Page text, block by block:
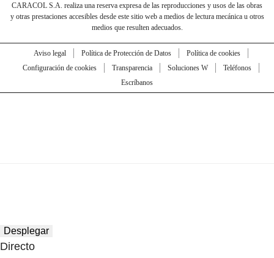
CARACOL S.A. realiza una reserva expresa de las reproducciones y usos de las obras
y otras prestaciones accesibles desde este sitio web a medios de lectura mecánica u otros
medios que resulten adecuados.
Aviso legal Política de Protección de Datos
Política de cookies
Configuración de cookies
Transparencia Soluciones W
Teléfonos
Escríbanos
Desplegar
Directo